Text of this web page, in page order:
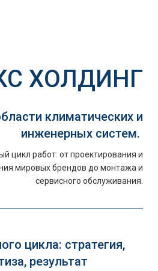
ХОЛДИНГ
климатических и
инженерных систем.
цикл работ: от проектирования и
мировых брендов до монтажа и
сервисного обслуживания.
цикла: стратегия,
результат